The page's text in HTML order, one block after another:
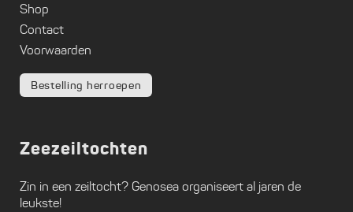
Shop
Contact
Voorwaarden
Bestelling herroepen
Zeezeiltochten
Zin in een zeiltocht? Genosea organiseert al jaren de
leukste!